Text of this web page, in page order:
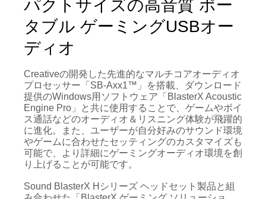
パクトサイズの高音質 ポー
タブル ゲーミングUSBオー
ディオ
Creativeの開発した先進的なマルチコアオーディオ
プロセッサー「SB-Axx1™」を搭載、ダウンロード
提供のWindows用ソフトウェア「BlasterX Acoustic
Engine Pro」と共に使用することで、ゲームやボイ
ス通話などのオーディオ＆リスニング体験が飛躍的
に進化。また、ユーザーが自分好みのサウンド環境
やゲームに合わせたセッティングのカスタマイズも
可能で、より詳細にゲーミングオーディオ環境を創
り上げることが可能です。
Sound BlasterX Hシリーズ ヘッドセット製品と組